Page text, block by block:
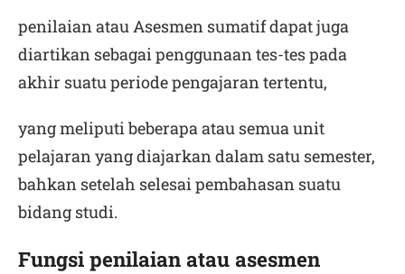
penilaian atau Asesmen sumatif dapat juga
diartikan sebagai penggunaan tes-tes pada
akhir suatu periode pengajaran tertentu,
yang meliputi beberapa atau semua unit
pelajaran yang diajarkan dalam satu semester,
bahkan setelah selesai pembahasan suatu
bidang studi.
Fungsi penilaian atau asesmen